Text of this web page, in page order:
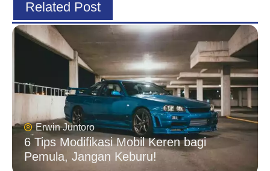
Erwin Juntoro
6 Tips Modifikasi Mobil Keren bagi
Pemula, Jangan Keburu!
Related Post